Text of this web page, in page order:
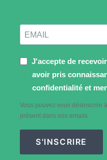
J'accepte de
avoir pris
confidentialité et
Vous pouvez vous désinscrire
présent dans nos emails.
S'INSCRIRE